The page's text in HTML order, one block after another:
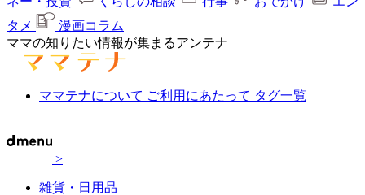
タメ
漫画コラム
ママの知りたい情報が集まるアンテナ
ママテナについて ご利用にあたって タグ一覧
>
雑貨・日用品